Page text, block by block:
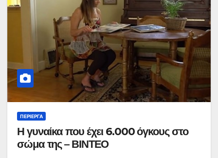
ΠΕΡΊΕΡΓΑ
Η γυναίκα που έχει 6.000 όγκους στο
σώμα της – ΒΙΝΤΕΟ